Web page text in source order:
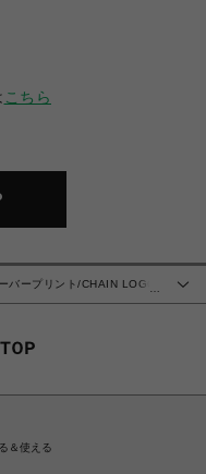
こちら
…
バープリント/CHAIN LOGO
＆使える